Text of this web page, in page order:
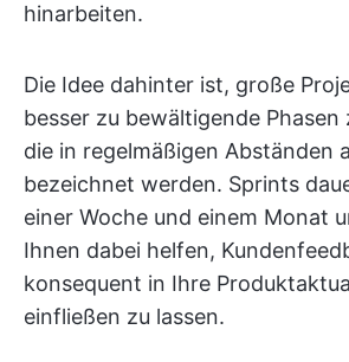
hinarbeiten.
Die Idee dahinter ist, große
besser zu bewältigende
die in regelmäßigen Abständen
bezeichnet werden. Sprints
einer Woche und einem Monat
Ihnen dabei helfen,
konsequent in Ihre
einfließen zu lassen.